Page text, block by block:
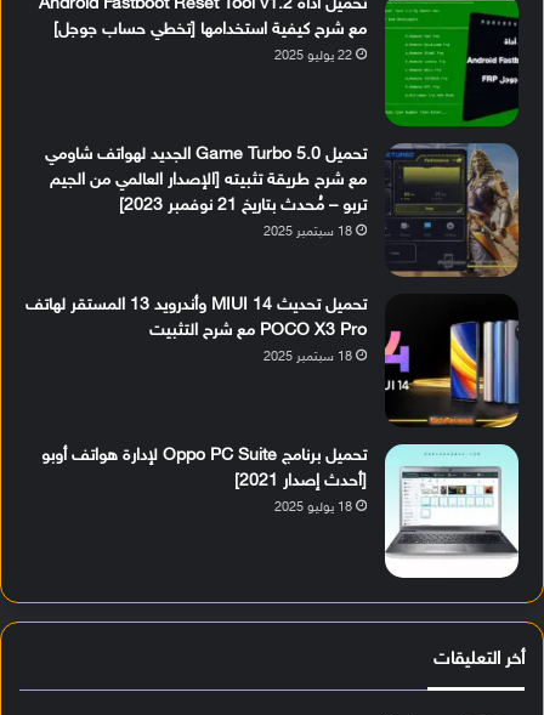
مع شرح كيفية استخدامها [تخطي حساب جوجل]
22 يوليو 2025
تحميل Game Turbo 5.0 الجديد لهواتف شاومي
مع شرح طريقة تثبيته [الإصدار العالمي من الجيم
تربو – مُحدث بتاريخ 21 نوفمبر 2023]
18 سبتمبر 2025
تحميل تحديث MIUI 14 وأندرويد 13 المستقر لهاتف
POCO X3 Pro مع شرح التثبيت
18 سبتمبر 2025
تحميل برنامج Oppo PC Suite لإدارة هواتف أوبو
[أحدث إصدار 2021]
18 يوليو 2025
أخر التعليقات